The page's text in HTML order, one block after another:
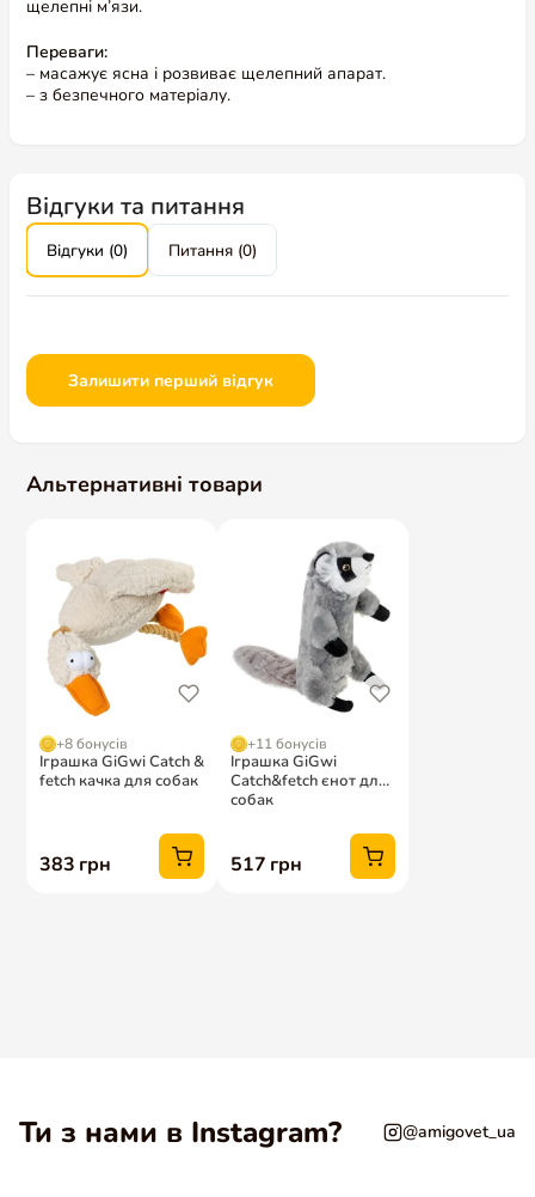
щелепні м’язи.
Переваги:
– масажує ясна і розвиває щелепний апарат.
– з безпечного матеріалу.
Відгуки та питання
Відгуки (0) Питання (0)
Залишити перший відгук
Альтернативні товари
Ти з нами в Instagram? @amigovet_ua